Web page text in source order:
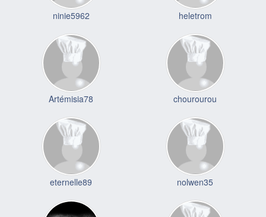
ninie5962 heletrom
Artémisia78 chourourou
eternelle89 nolwen35